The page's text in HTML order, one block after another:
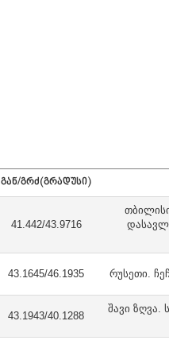
ᲒᲐᲜ/ᲒᲠᲫ(ᲒᲠᲐᲓᲣᲡᲘ)
41.442/43.9716
43.1645/46.1935 რუსეთი.
43.1943/40.1288
შავი ზღვა.